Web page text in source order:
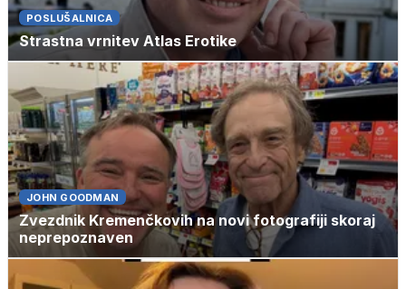
POSLUŠALNICA
Strastna vrnitev Atlas Erotike
JOHN GOODMAN
Zvezdnik Kremenčkovih na novi fotografiji skoraj
neprepoznaven